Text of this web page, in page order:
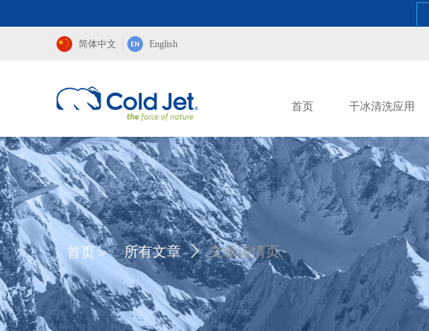
简体中文 English
首页 干冰清洗应用
所有文章 ꄲ 文章详情页
首页＞